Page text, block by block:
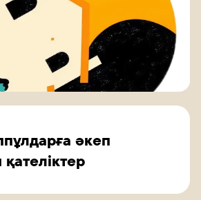
әкеп